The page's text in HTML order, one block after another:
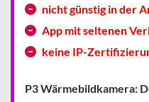
nicht günstig in der
App mit seltenen
keine IP-
P3 Wärmebildkamera: